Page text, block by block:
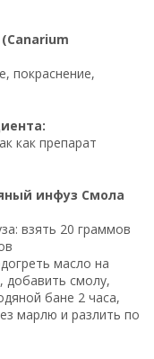
покраснение,
как препарат
инфуз Смола
взять 20 граммов
масло на
добавить смолу,
бане 2 часа,
марлю и разлить по